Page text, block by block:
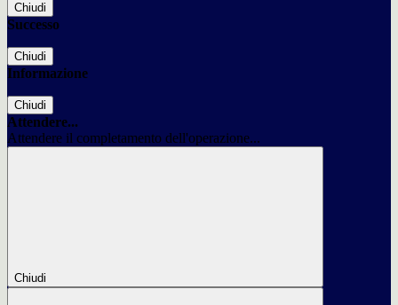
Chiudi
Successo
Chiudi
Informazione
Chiudi
Attendere...
Attendere il completamento dell'operazione...
Chiudi